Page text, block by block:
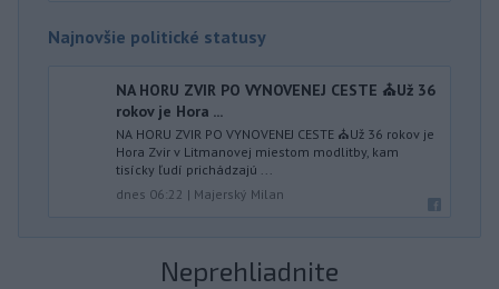
Najnovšie politické statusy
NA HORU ZVIR PO VYNOVENEJ CESTE ⛪️Už 36
rokov je Hora ...
NA HORU ZVIR PO VYNOVENEJ CESTE ⛪️Už 36 rokov je
Hora Zvir v Litmanovej miestom modlitby, kam
tisícky ľudí prichádzajú ...
dnes 06:22 | Majerský Milan
Neprehliadnite